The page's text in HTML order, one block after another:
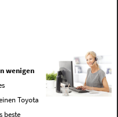
wenigen
Toyota
beste